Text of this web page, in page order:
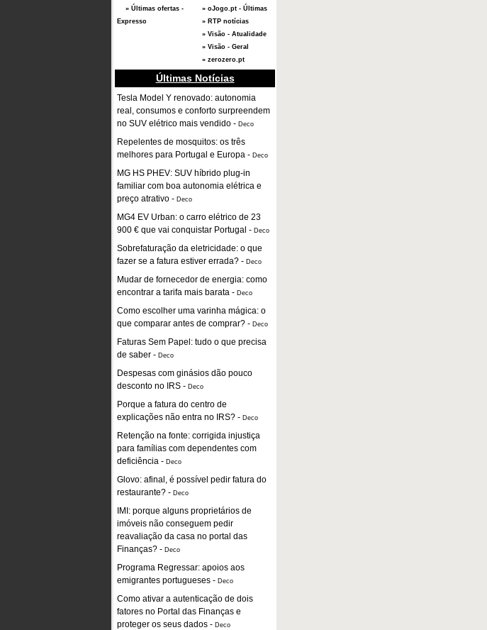
» Últimas ofertas -
Expresso
» oJogo.pt - Últimas
» RTP notícias
» Visão - Atualidade
» Visão - Geral
» zerozero.pt
Últimas Notícias
Tesla Model Y renovado: autonomia
real, consumos e conforto surpreendem
no SUV elétrico mais vendido - Deco
Repelentes de mosquitos: os três
melhores para Portugal e Europa - Deco
MG HS PHEV: SUV híbrido plug-in
familiar com boa autonomia elétrica e
preço atrativo - Deco
MG4 EV Urban: o carro elétrico de 23
900 € que vai conquistar Portugal - Deco
Sobrefaturação da eletricidade: o que
fazer se a fatura estiver errada? - Deco
Mudar de fornecedor de energia: como
encontrar a tarifa mais barata - Deco
Como escolher uma varinha mágica: o
que comparar antes de comprar? - Deco
Faturas Sem Papel: tudo o que precisa
de saber - Deco
Despesas com ginásios dão pouco
desconto no IRS - Deco
Porque a fatura do centro de
explicações não entra no IRS? - Deco
Retenção na fonte: corrigida injustiça
para famílias com dependentes com
deficiência - Deco
Glovo: afinal, é possível pedir fatura do
restaurante? - Deco
IMI: porque alguns proprietários de
imóveis não conseguem pedir
reavaliação da casa no portal das
Finanças? - Deco
Programa Regressar: apoios aos
emigrantes portugueses - Deco
Como ativar a autenticação de dois
fatores no Portal das Finanças e
proteger os seus dados - Deco